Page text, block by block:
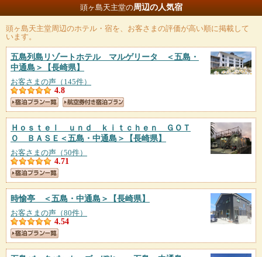
頭ヶ島天主堂の周辺の人気宿
頭ヶ島天主堂周辺のホテル・宿を、お客さまの評価が高い順に掲載して
います。
五島列島リゾートホテル マルゲリータ ＜五島・
中通島＞
【長崎県】
お客さまの声（145件）
4.8
Ｈｏｓｔｅｌ ｕｎｄ ｋｉｔｃｈｅｎ ＧＯＴ
Ｏ ＢＡＳＥ＜五島・中通島＞
【長崎県】
お客さまの声（50件）
4.71
時愉亭 ＜五島・中通島＞ 【長崎県】
お客さまの声（80件）
4.54